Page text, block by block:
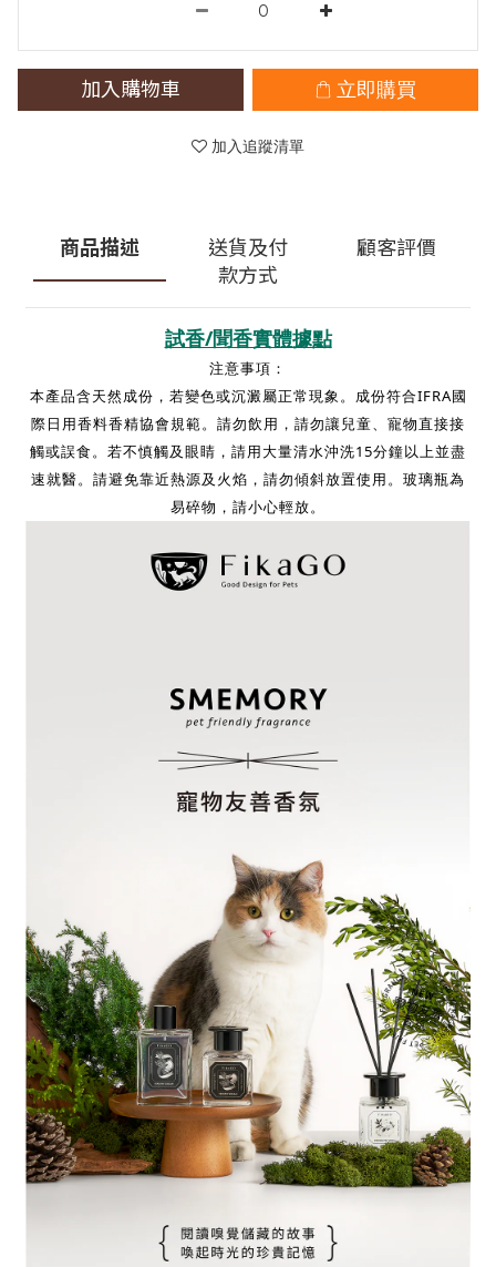
加入購物車 立即購買
加入追蹤清單
商品描述
送貨及付
款方式
顧客評價
試香/聞香實體據點
注意事項：
本產品含天然成份，若變色或沉澱屬正常現象。成份符合IFRA國
際日用香料香精協會規範。請勿飲用，請勿讓兒童、寵物直接接
觸或誤食。若不慎觸及眼睛，請用大量清水沖洗15分鐘以上並盡
速就醫。請避免靠近熱源及火焰，請勿傾斜放置使用。玻璃瓶為
易碎物，請小心輕放。